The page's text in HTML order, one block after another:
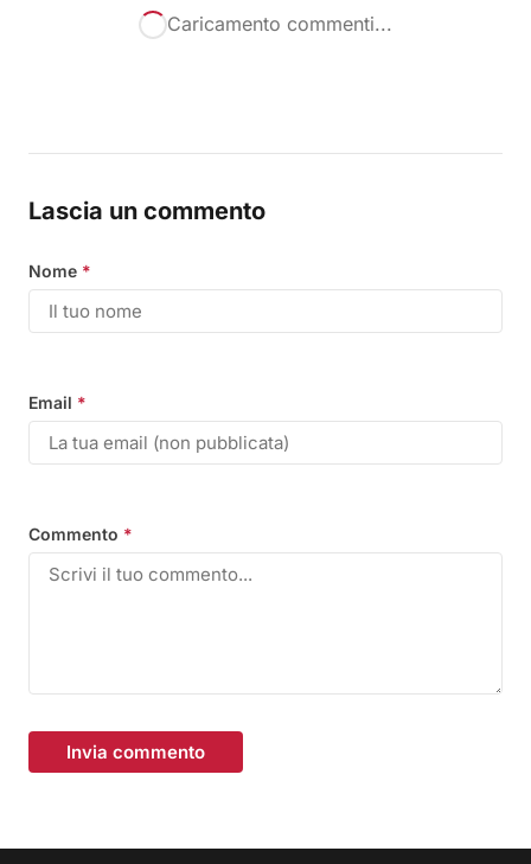
Caricamento commenti...
Lascia un commento
Nome *
Email *
Commento *
Invia commento